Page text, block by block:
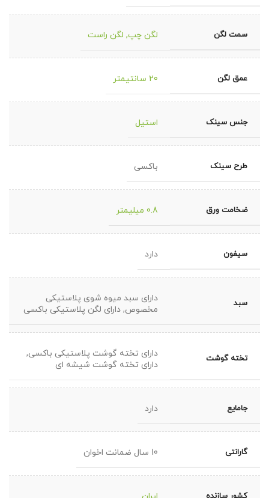
سمت لگن لگن چپ, لگن راست
عمق لگن 20 سانتیمتر
جنس سینک استیل
طرح سینک باکسی
ضخامت ورق 0.8 میلیمتر
سیفون دارد
سبد
دارای سبد میوه شوی پلاستیکی
مخصوص, دارای لگن پلاستیکی باکسی
تخته گوشت دارای تخته گوشت پلاستیکی باکسی,
دارای تخته گوشت شیشه ای
جامایع دارد
گارانتی 10 سال ضمانت اخوان